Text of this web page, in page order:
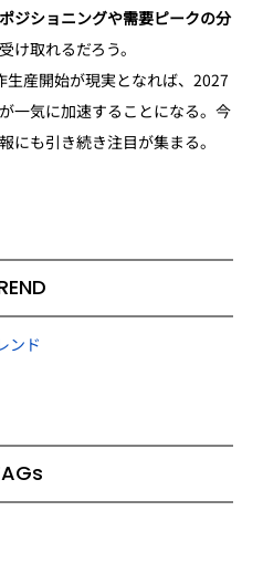
ジショニングや需要ピークの分
け取れるだろう。
産開始が現実となれば、2027
一気に加速することになる。今
にも引き続き注目が集まる。
ンド